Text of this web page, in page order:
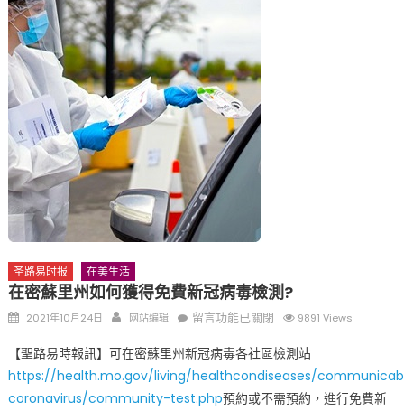
合作 Peter Raven 博士逝世 享年89岁
一晃三十年，初夏又相逢。中华日，等你来赴约 —— 密苏里植物
园“中华日三十周年特别报道（五）
筝声与琴韵交汇：刘励(Li Statler)与钢琴家Darek演绎一场古筝
与钢琴的精彩对话
圣路易时报 在美生活
在密蘇里州如何獲得免費新冠病毒檢測?
Posted
2021年10月24日 Author
网站编辑
在
密
蘇
里
留言功能已關閉 9891 Views
【聖路易時報訊】可在密蘇里州新冠病毒各社區檢測站
https://health.mo.gov/living/healthcondiseases/
coronavirus/community-test.php預約或不需預約，進行免費新